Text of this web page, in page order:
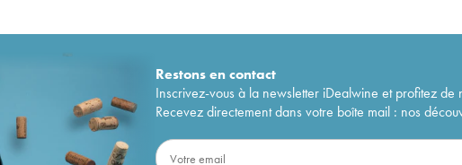
Restons encontact
Inscrivez-vous à la newsletter iDealwine et profitez
Recevez directement dans votre boîte mail : nos